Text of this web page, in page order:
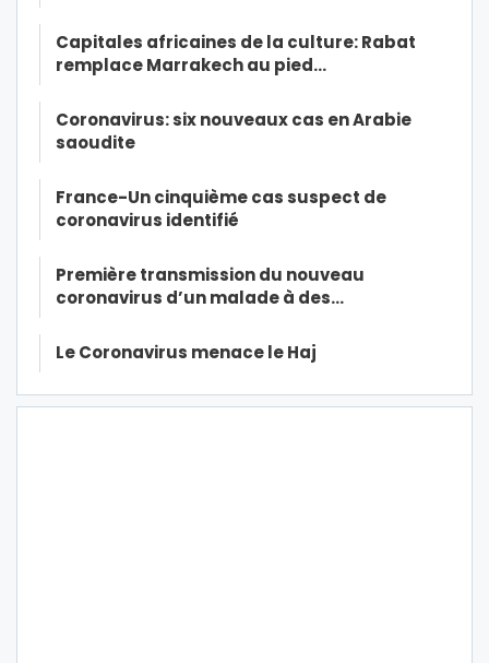
Capitales africaines de la culture: Rabat
remplace Marrakech au pied…
Coronavirus: six nouveaux cas en Arabie
saoudite
France-Un cinquième cas suspect de
coronavirus identifié
Première transmission du nouveau
coronavirus d’un malade à des…
Le Coronavirus menace le Haj